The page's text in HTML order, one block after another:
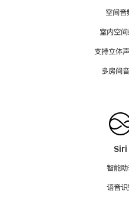
空间音
室内空
支持立体
多房间
Siri
智能助
语音识